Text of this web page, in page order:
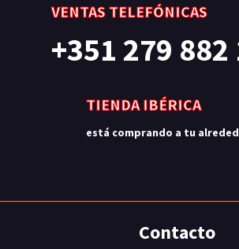
VENTAS TELEFÓNICAS
+351 279 882
TIENDA IBÉRICA
está comprando a tu
Contacto